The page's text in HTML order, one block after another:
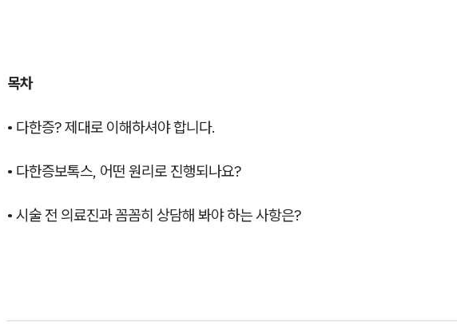
목차
• 다한증? 제대로 이해하셔야 합니다.
• 다한증보톡스, 어떤 원리로 진행되나요?
• 시술 전 의료진과 꼼꼼히 상담해 봐야 하는 사항은?